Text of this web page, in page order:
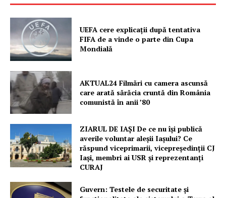
Un proiect
FREEDOM HOUSE ROMÂNIA
PRESShub
Proiecte editoriale
UEFA cere explicații după tentativa
FIFA de a vinde o parte din Cupa
Mondială
AKTUAL24 Filmări cu camera ascunsă
care arată sărăcia cruntă din România
comunistă în anii ’80
ZIARUL DE IAȘI De ce nu își publică
averile voluntar aleșii Iașului? Ce
răspund viceprimarii, vicepreședinții CJ
Iași, membri ai USR și reprezentanți
CURAJ
Guvern: Testele de securitate și